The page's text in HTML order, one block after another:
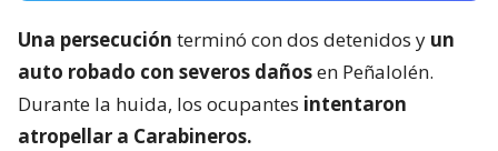
Una persecución terminó con dos detenidos y un
auto robado con severos dañosen Peñalolén.
Durante la huida, los ocupantes intentaron
atropellar a Carabineros.